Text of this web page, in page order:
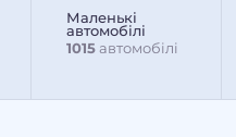
Маленькі
автомобілі
1015автомобілі